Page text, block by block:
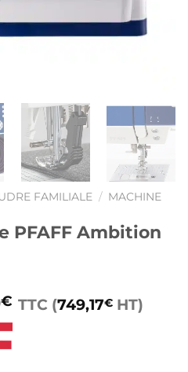
FAMILIALE / MACHINE
PFAFF Ambition
€ Le
prix
TTC (749,17€ HT)